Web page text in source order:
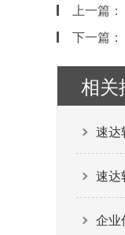
上一篇：
下一篇：
相关
速达
速达
企业